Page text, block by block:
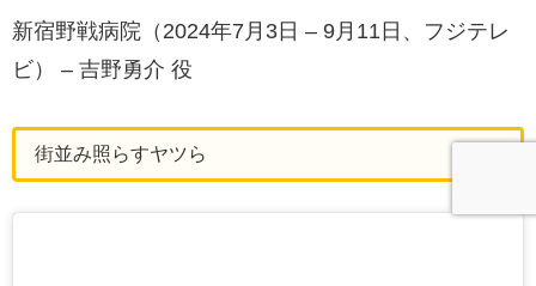
新宿野戦病院（2024年7月3日 – 9月11日、フジテレ
ビ） – 吉野勇介 役
街並み照らすヤツら